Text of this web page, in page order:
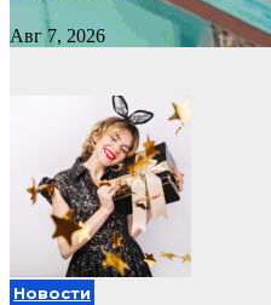
Авг 7, 2026
Новости